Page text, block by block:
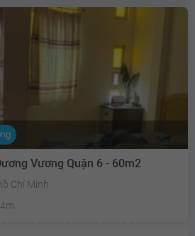
Vương Quận 6 - 60m2
Chí Minh